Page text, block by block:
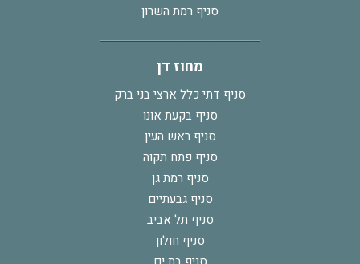
סניף רמת השרון
מחוז דן
סניף דתי כלל ארצי בני ברק
סניף בקעת אונו
סניף ראש העין
סניף פתח תקוה
סניף רמת גן
סניף גבעתיים
סניף תל אביב
סניף חולון